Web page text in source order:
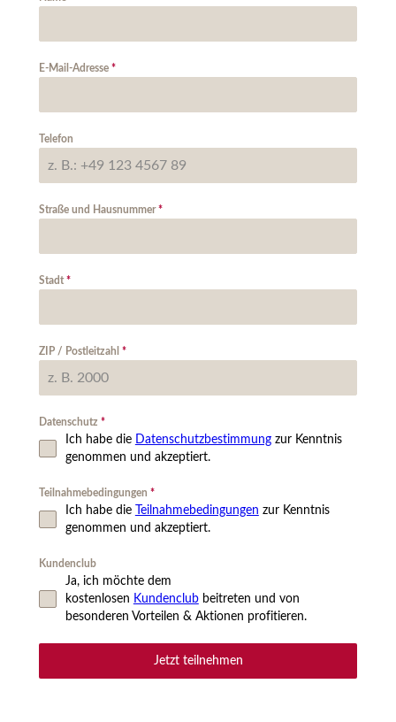
E-Mail-Adresse *
Telefon
Straße und Hausnummer*
Stadt*
ZIP / Postleitzahl *
Datenschutz *
Ich habe die Datenschutzbestimmungzur Kenntnis
genommen und akzeptiert.
Teilnahmebedingungen *
Ich habe die Teilnahmebedingungen zur Kenntnis
genommen und akzeptiert.
Kundenclub
Ja, ich möchte dem
kostenlosen Kundenclubbeitreten und von
besonderen Vorteilen & Aktionen profitieren.
Jetzt teilnehmen